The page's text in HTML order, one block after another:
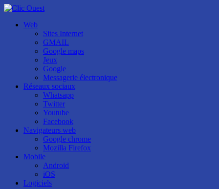
Web
Sites Internet
GMAIL
Google maps
Jeux
Google
Messagerie électronique
Réseaux sociaux
Whatsapp
Twitter
Youtube
Facebook
Navigateurs web
Google chrome
Mozilla Firefox
Mobile
Android
iOS
Logiciels